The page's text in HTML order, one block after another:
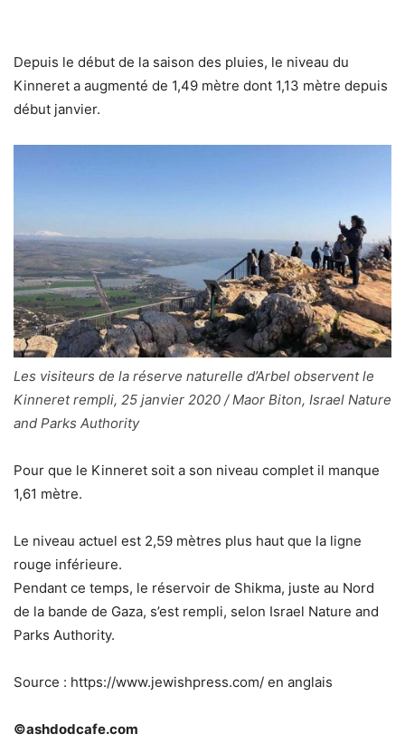
Depuis le début de la saison des pluies, le niveau du
Kinneret a augmenté de 1,49 mètre dont 1,13 mètre depuis
début janvier.
Les visiteurs de la réserve naturelle d’Arbel observent le
Kinneret rempli, 25 janvier 2020 / Maor Biton, Israel Nature
and Parks Authority
Pour que le Kinneret soit a son niveau complet il manque
1,61 mètre.
Le niveau actuel est 2,59 mètres plus haut que la ligne
rouge inférieure.
Pendant ce temps, le réservoir de Shikma, juste au Nord
de la bande de Gaza, s’est rempli, selon Israel Nature and
Parks Authority.
Source : https://www.jewishpress.com/ en anglais
©ashdodcafe.com